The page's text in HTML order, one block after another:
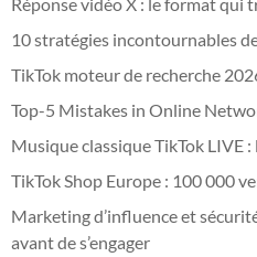
10 stratégies incontournables
TikTok moteur de recherche
Top-5 Mistakes in Online
Musique classique TikTok LIVE
TikTok Shop Europe : 100 000
Marketing d’influence et
avant de s’engager